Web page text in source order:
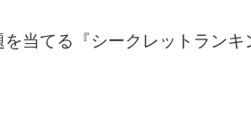
当てる『シークレットランキ